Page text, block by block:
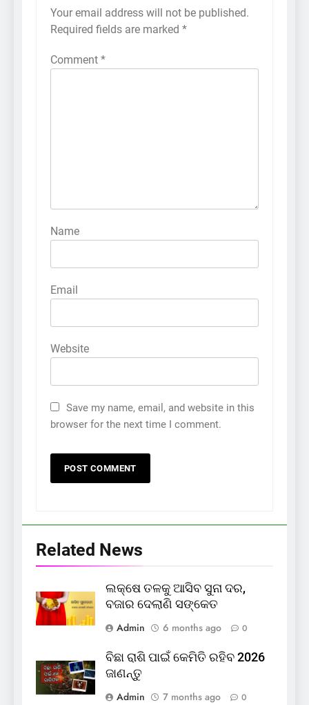
Your email address will not be published.
Required fields are marked *
Comment *
Name
Email
Website
Save my name, email, and website in this
browser for the next time I comment.
Related News
ଲକ୍ଷେ ତଳକୁ ଆସିବ ସୁନା ଦର,
ବଜାର ଦେଲାଣି ସଙ୍କେତ
Admin
6 months ago 0
ବିଛା ରାଶି ପାଇଁ କେମିତି ରହିବ 2026
ଜାଣନ୍ତୁ
Admin
7 months ago 0